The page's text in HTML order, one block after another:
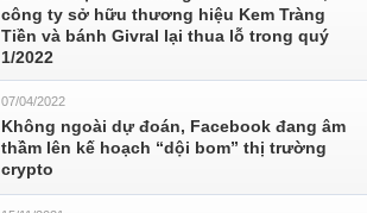
công ty sở hữu thương hiệu Kem Tràng
Tiền và bánh Givral lại thua lỗ trong quý
1/2022
07/04/2022
Không ngoài dự đoán, Facebook đang âm
thầm lên kế hoạch “dội bom” thị trường
crypto